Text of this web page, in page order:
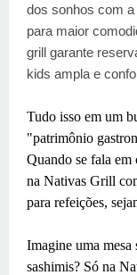
dos sonhos com
para maior
grill garante
kids ampla e
Tudo isso em um
"patrimônio
Quando se fala em
na Nativas Grill
para refeições,
Imagine uma mesa
sashimis? Só na